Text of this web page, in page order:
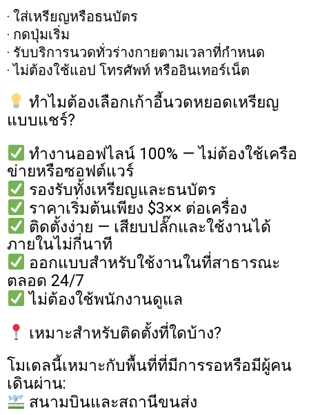
· ใส่เหรียญหรือธนบัตร
· กดปุ่มเริ่ม
· รับบริการนวดทั่วร่างกายตามเวลาที่กำหนด
· ไม่ต้องใช้แอป โทรศัพท์ หรืออินเทอร์เน็ต
ทำไมต้องเลือกเก้าอี้นวดหยอดเหรียญ
แบบแชร์?
ทำงานออฟไลน์ 100% — ไม่ต้องใช้เครือ
ข่ายหรือซอฟต์แวร์
รองรับทั้งเหรียญและธนบัตร
ราคาเริ่มต้นเพียง $3×× ต่อเครื่อง
ติดตั้งง่าย — เสียบปลั๊กและใช้งานได้
ภายในไม่กี่นาที
ออกแบบสำหรับใช้งานในที่สาธารณะ
ตลอด 24/7
ไม่ต้องใช้พนักงานดูแล
เหมาะสำหรับติดตั้งที่ใดบ้าง?
โมเดลนี้เหมาะกับพื้นที่ที่มีการรอหรือมีผู้คน
เดินผ่าน:
สนามบินและสถานีขนส่ง